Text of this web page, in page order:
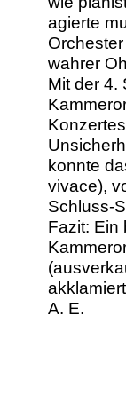
agierte
wahrer
Mit der 4.
konnte
vivace),
Schluss-
Fazit: Ein
A. E.